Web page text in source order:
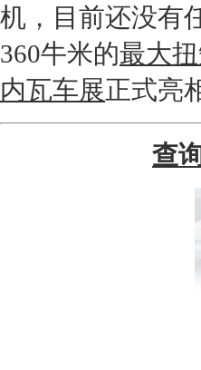
机 ，目前还没
360牛米的最大
内瓦车展正式亮
查